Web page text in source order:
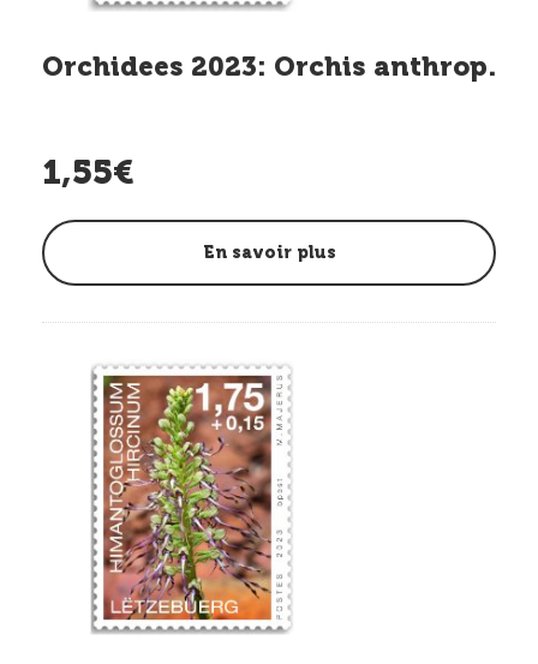
Orchidees 2023: Orchis anthrop.
1,55€
En savoir plus